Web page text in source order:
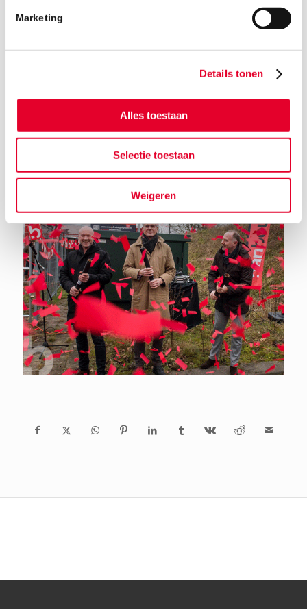
Marketing
Details tonen
Alles toestaan
Selectie toestaan
Weigeren
Terug naar het nieuwsoverzicht